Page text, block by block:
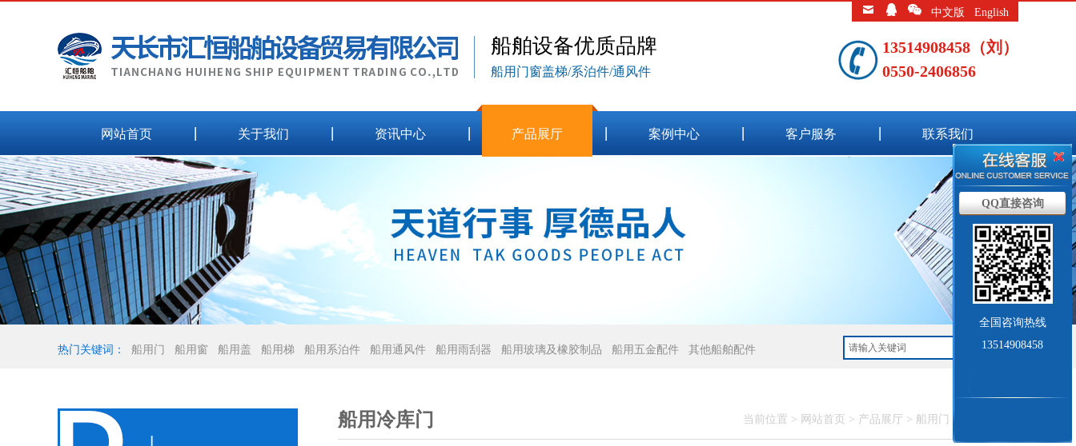
船舶设备优质品牌
船用门窗盖梯/系泊件/通风件
13514908458（刘）
0550-2406856
中文版 English
网站首页 关于我们 资讯中心 产品展厅 案例中心 客户服务 联系我们
热门关键词： 船用门 船用窗 船用盖 船用梯 船用系泊件 船用通风件 船用雨刮器 船用玻璃及橡胶制品 船用五金配件 其他船舶配件
船用冷库门 当前位置 > 网站首页 > 产品展厅 > 船用门 >
QQ直接咨询
全国咨询热线
13514908458